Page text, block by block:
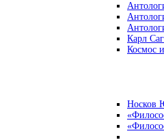
Карл
Космос
Носков